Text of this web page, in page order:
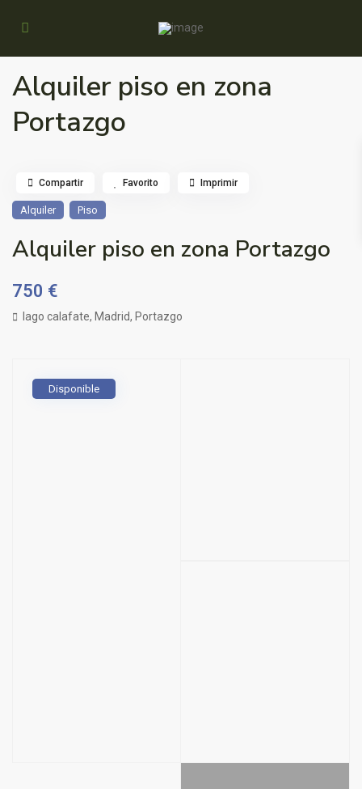
Alquiler piso en zona
Portazgo
Alquiler Piso
Alquiler piso en zona Portazgo
750 €
lago calafate, Madrid, Portazgo
Compartir Favorito Imprimir
Disponible